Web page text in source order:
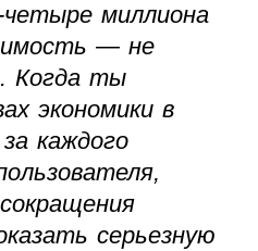
миллиона
— не
Когда ты
экономики в
каждого
серьезную